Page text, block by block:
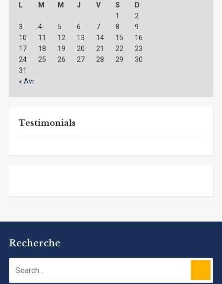
L
M M J V S
D
1
2
3
4 5 6 7 8
9
10
11 12 13 14 15
16
17
18 19 20 21 22
23
24
25 26 27 28 29
30
31
« Avr
Testimonials
Recherche